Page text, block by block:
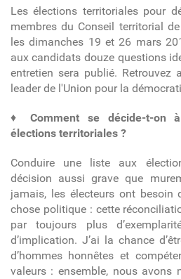
Les élections territoriales pour
membres du Conseil territorial
les dimanches 19 et 26 mars
aux candidats douze questions
entretien sera publié. Retrouvez
leader de l'Union pour la
♦ Comment se décide-t-on
élections territoriales ?
Conduire une liste aux
décision aussi grave que
jamais, les électeurs ont besoin
chose politique : cette
par toujours plus
d’implication. J’ai la chance
d’hommes honnêtes et
valeurs : ensemble, nous avons